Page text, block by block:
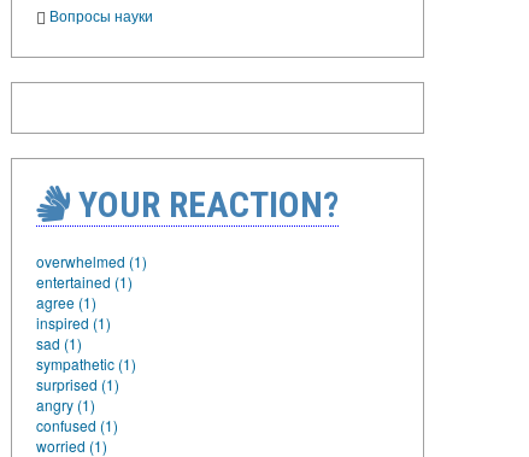
Вопросы науки
YOUR REACTION?
overwhelmed (1)
entertained (1)
agree (1)
inspired (1)
sad (1)
sympathetic (1)
surprised (1)
angry (1)
confused (1)
worried (1)